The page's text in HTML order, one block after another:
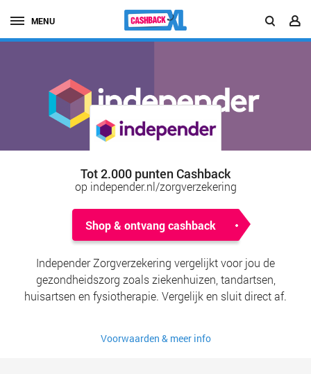
MENU
Tot 2.000 punten Cashback
op independer.nl/zorgverzekering
Shop & ontvang cashback
Independer Zorgverzekering vergelijkt voor jou de
gezondheidszorg zoals ziekenhuizen, tandartsen,
huisartsen en fysiotherapie. Vergelijk en sluit direct af.
Voorwaarden & meer info